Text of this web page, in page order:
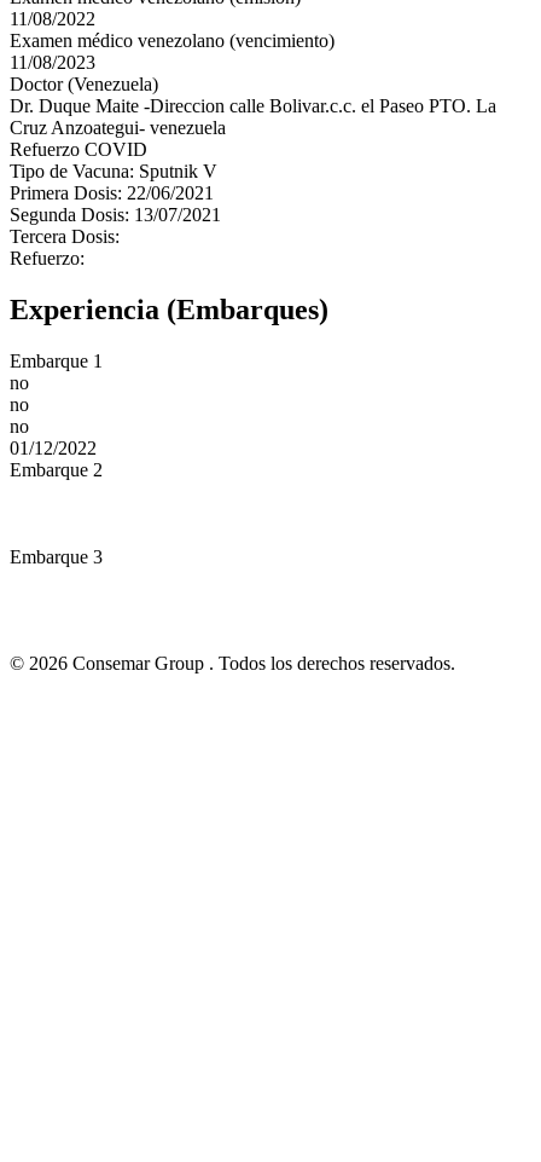
11/08/2022
Examen médico venezolano (vencimiento)
11/08/2023
Doctor (Venezuela)
Dr. Duque Maite -Direccion calle Bolivar.c.c. el Paseo PTO. La
Cruz Anzoategui- venezuela
Refuerzo COVID
Tipo de Vacuna: Sputnik V
Primera Dosis: 22/06/2021
Segunda Dosis: 13/07/2021
Tercera Dosis:
Refuerzo:
Experiencia (Embarques)
Embarque 1
no
no
no
01/12/2022
Embarque 2
Embarque 3
© 2026 Consemar Group . Todos los derechos reservados.